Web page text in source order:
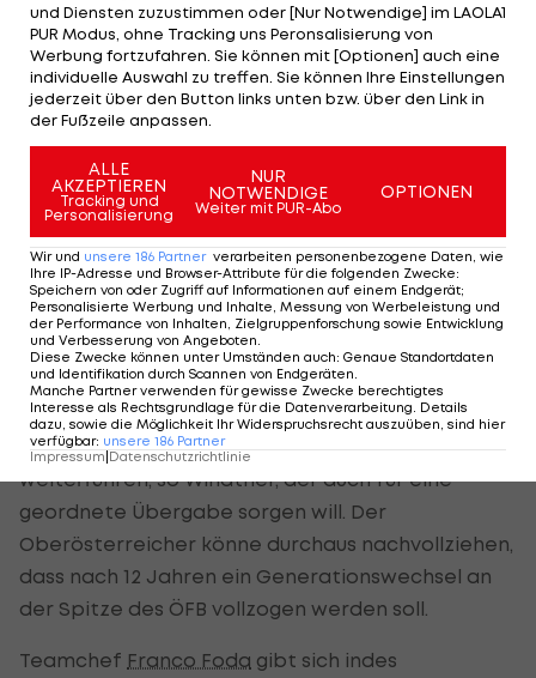
möglichen Bezahlung des künftigen ÖFB-
Präsidenten zeigt sich der Oberösterreicher
zugeknöpft.
"Ich habe dazu sicherlich meine persönliche
Meinung, aber die werde ich in der Phase nicht
öffentlich artikulieren. Es ist eine Entscheidung des
Wahlausschusses und des ÖFB-Präsidiums,
geeignete Kandidaten ausfindig machen, da will
ich mich in keiner Weise offiziell oder inoffiziell
involvieren", so Windtner, der auch an der Wahl
seines Nachfolgers nicht teilnehmen wird.
Die Amtsgeschäfte werde der 70-Jährige noch bis
17. Oktober "in gewohnter Weise verlässlich"
weiterführen, so Windtner, der auch für eine
geordnete Übergabe sorgen will. Der
Oberösterreicher könne durchaus nachvollziehen,
dass nach 12 Jahren ein Generationswechsel an
der Spitze des ÖFB vollzogen werden soll.
Teamchef Franco Foda gibt sich indes
und Diensten zuzustimmen oder [Nur Notwendige] im LAOLA1
PUR Modus, ohne Tracking uns Peronsalisierung von
Werbung fortzufahren. Sie können mit [Optionen] auch eine
individuelle Auswahl zu treffen. Sie können Ihre Einstellungen
jederzeit über den Button links unten bzw. über den Link in
der Fußzeile anpassen.
ALLE
AKZEPTIEREN
Tracking und
Personalisierung
NUR
NOTWENDIGE
Weiter mit PUR-Abo
OPTIONEN
Wir und unsere 186 Partner verarbeiten personenbezogene Daten, wie
Ihre IP-Adresse und Browser-Attribute für die folgenden Zwecke:
Speichern von oder Zugriff auf Informationen auf einem Endgerät;
Personalisierte Werbung und Inhalte, Messung von Werbeleistung und
der Performance von Inhalten, Zielgruppenforschung sowie Entwicklung
und Verbesserung von Angeboten.
Diese Zwecke können unter Umständen auch: Genaue Standortdaten
und Identifikation durch Scannen von Endgeräten.
Manche Partner verwenden für gewisse Zwecke berechtigtes
Interesse als Rechtsgrundlage für die Datenverarbeitung. Details
dazu, sowie die Möglichkeit Ihr Widerspruchsrecht auszuüben, sind hier
verfügbar: unsere 186 Partner
Impressum Datenschutzrichtlinie